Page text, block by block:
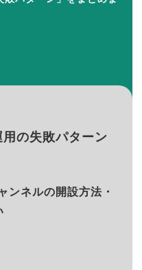
の失敗パターン
ンネルの開設方法・